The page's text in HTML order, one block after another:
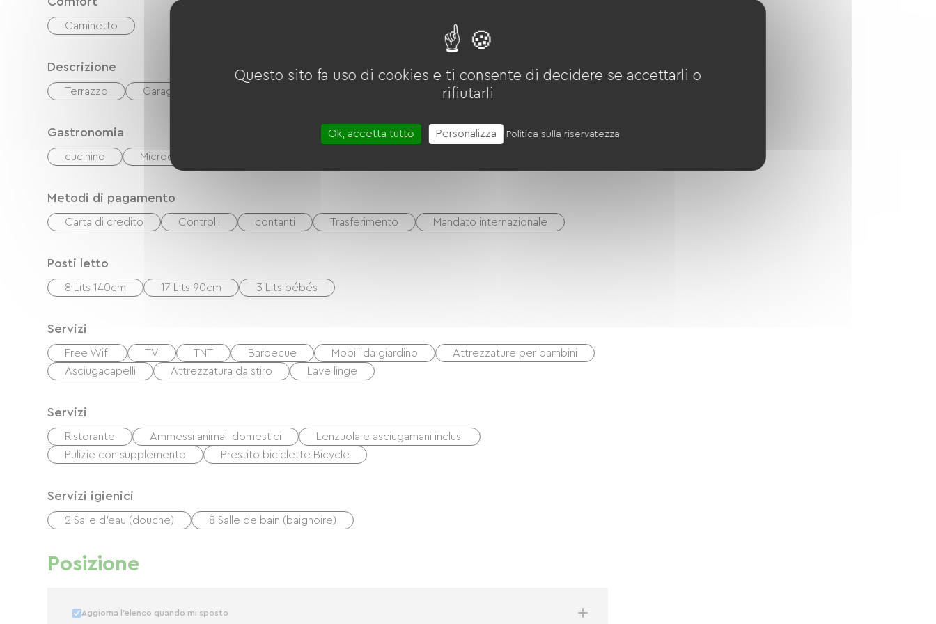
Caminetto
Descrizione
Terrazzo Garage Soggiorno/salotto
Gastronomia
cucinino Microonde
Metodi di pagamento
Carta di credito Controlli contanti Trasferimento Mandato internazionale
Posti letto
8 Lits 140cm 17 Lits 90cm 3 Lits bébés
Servizi
Free Wifi TV TNT Barbecue Mobili da giardino
Attrezzature per bambini
Asciugacapelli
Attrezzatura da stiro Lave linge
Servizi
Ristorante Ammessi animali domestici
Lenzuola e asciugamani inclusi
Pulizie con supplemento
Prestito biciclette Bicycle
Servizi igienici
2 Salle d'eau (douche) 8 Salle de bain (baignoire)
Posizione
Aggiorna l'elenco quando mi sposto
Questo sito fa uso di cookies e ti consente di decidere se accettarli o
rifiutarli
Ok, accetta tutto Personalizza Politica sulla riservatezza